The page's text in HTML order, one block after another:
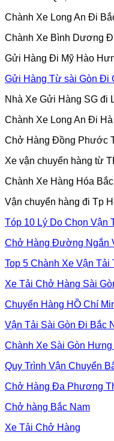
Chành Xe Long An Đi
Chành Xe Bình Dương
Gửi Hàng Đi Mỹ Hào
Gửi Hàng Từ sài Gòn Đi
Nhà Xe Gửi Hàng SG đi
Chành Xe Long An Đi
Chở Hàng Đồng Phước
Xe vận chuyển hàng từ
Chành Xe Hàng Hóa
Vận chuyển hàng đi Tp
Tóp 10 Lý Do Chọn Vận
Chở Hàng Đường Ngắn
Top 5 Chành Xe Vận
Xe Tải Chở Hàng Sài
Chuyển Hàng HỒ Chí
Vận Tải Sài Gòn Đi Bắc
Chành Xe Sài Gòn Hưng
Quy Trình Vận Chuyển
Chở Hàng Đa Phương
Chở hàng Bắc Nam
Xe Tải Chở Hàng